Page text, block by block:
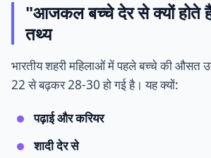
"आजकल बच्चे देर से क्यों
तथ्य
भारतीय शहरी महिलाओं में पहले बच्चे की औसत
22 से बढ़कर 28-30 हो गई है। यह क्यों:
पढ़ाई और करियर
शादी देर से